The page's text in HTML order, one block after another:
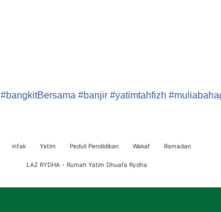
#bangkitBersama #banjir #yatimtahfizh
infak Yatim Peduli Pendidikan Wakaf Ramadan
LAZ RYDHA - Rumah Yatim Dhuafa Rydha